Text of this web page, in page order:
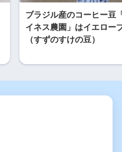
ブラジル産のコーヒー豆
イネス農園」はイエロー
（すずのすけの豆）